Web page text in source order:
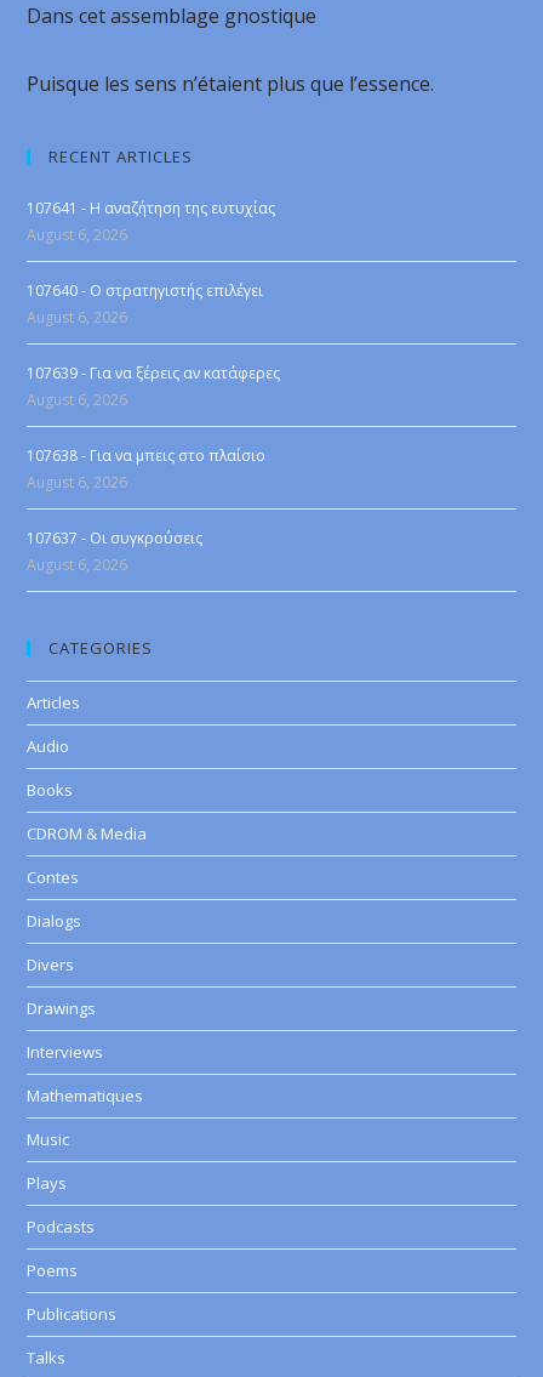
Dans cet assemblage gnostique
Puisque les sens n’étaient plus que l’essence.
RECENT ARTICLES
107641 - Η αναζήτηση της ευτυχίας
August 6, 2026
107640 - Ο στρατηγιστής επιλέγει
August 6, 2026
107639 - Για να ξέρεις αν κατάφερες
August 6, 2026
107638 - Για να μπεις στο πλαίσιο
August 6, 2026
107637 - Οι συγκρούσεις
August 6, 2026
CATEGORIES
Articles
Audio
Books
CDROM & Media
Contes
Dialogs
Divers
Drawings
Interviews
Mathematiques
Music
Plays
Podcasts
Poems
Publications
Talks